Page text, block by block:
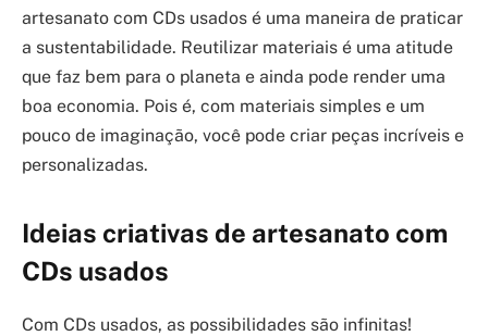
artesanato com CDs usados é uma maneira de praticar
a sustentabilidade. Reutilizar materiais é uma atitude
que faz bem para o planeta e ainda pode render uma
boa economia. Pois é, com materiais simples e um
pouco de imaginação, você pode criar peças incríveis e
personalizadas.
Ideias criativas de artesanato com
CDs usados
Com CDs usados, as possibilidades são infinitas!